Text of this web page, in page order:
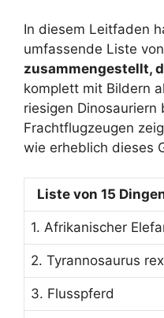
In diesem Leitfaden
umfassende Liste von
zusammengestellt,
komplett mit Bildern
riesigen Dinosauriern
Frachtflugzeugen
wie erheblich dieses
Liste von 15
1. Afrikanischer
2. Tyrannosaurus rex
3. Flusspferd